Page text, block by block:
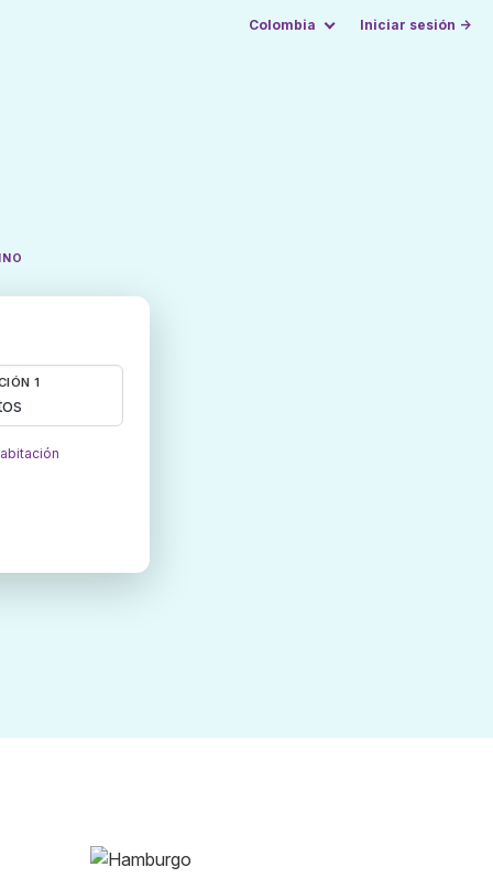
Colombia Iniciar sesión →
1